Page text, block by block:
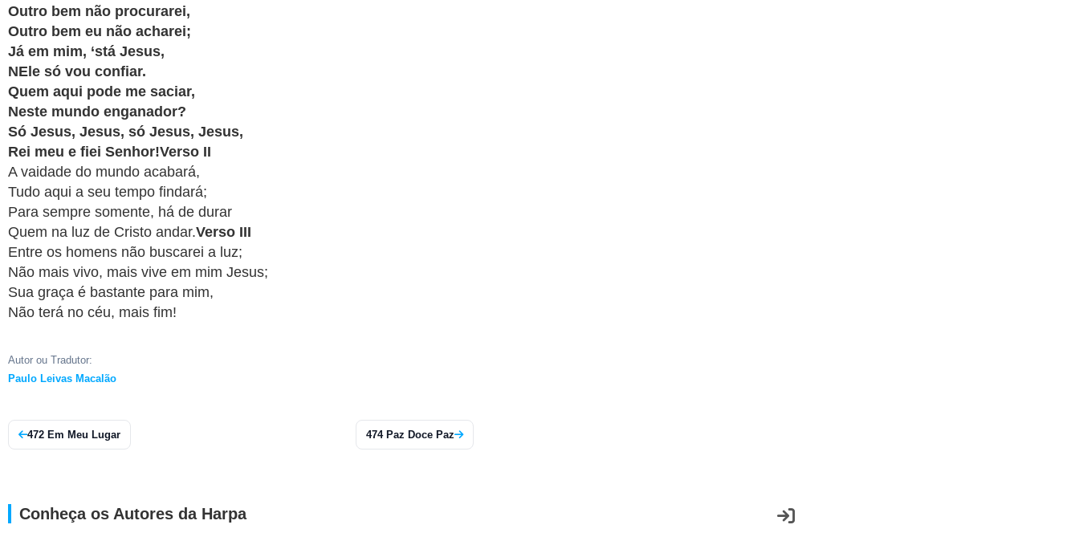
LISTAS
APP
WINDOWS
Outro bem não procurarei,
Outro bem eu não acharei;
Já em mim, ‘stá Jesus,
NEle só vou confiar.
Quem aqui pode me saciar,
Neste mundo enganador?
Só Jesus, Jesus, só Jesus, Jesus,
Rei meu e fiei Senhor!Verso II
A vaidade do mundo acabará,
Tudo aqui a seu tempo findará;
Para sempre somente, há de durar
Quem na luz de Cristo andar.Verso III
Entre os homens não buscarei a luz;
Não mais vivo, mais vive em mim Jesus;
Sua graça é bastante para mim,
Não terá no céu, mais fim!
Autor ou Tradutor:
Paulo Leivas Macalão
472 Em Meu Lugar 474 Paz Doce Paz
Conheça os Autores da Harpa